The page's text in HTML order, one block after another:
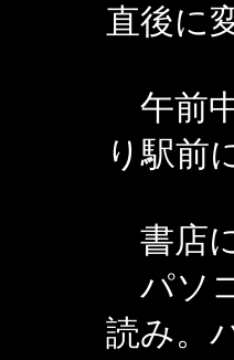
直後に
午前
り駅前
書店
パソ
読み。